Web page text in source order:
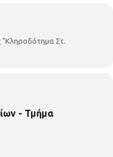
"Κληροδότημα Στ.
- Τμήμα